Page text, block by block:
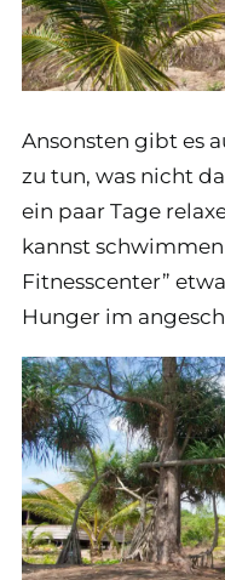
Ansonsten gibt es
zu tun, was nicht
ein paar Tage
kannst
Fitnesscenter”
Hunger im